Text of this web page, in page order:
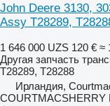
John Deere 3130,
Assy T28289,
1 646 000 UZS 120 € ≈
Другая запчасть
T28289, T28288
Ирландия,
COURTMACSHERRY